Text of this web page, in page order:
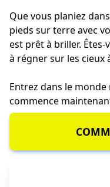
Que vous planiez
pieds sur terre avec
est prêt à briller.
à régner sur les cieux
Entrez dans le
commence